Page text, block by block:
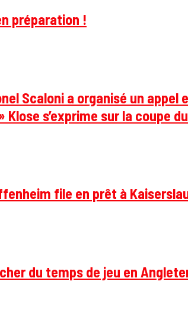
préparation !
Scaloni a organisé un
s’exprime sur la coupe
file en prêt à
du temps de jeu en